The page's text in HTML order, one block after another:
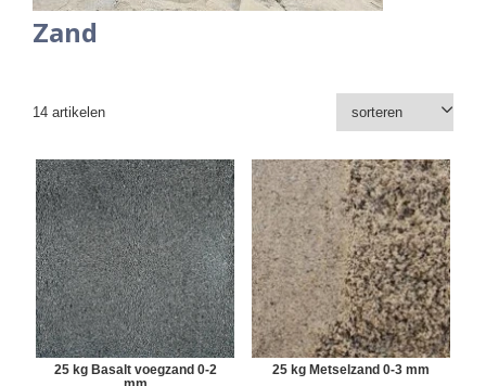
Zand
14 artikelen
25 kg Basalt voegzand 0-2
25 kg Metselzand 0-3 mm